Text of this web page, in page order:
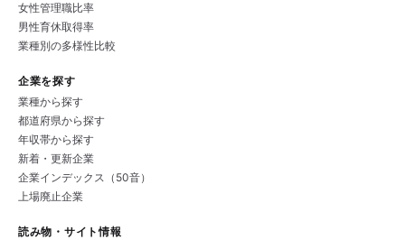
女性管理職比率
男性育休取得率
業種別の多様性比較
企業を探す
業種から探す
都道府県から探す
年収帯から探す
新着・更新企業
企業インデックス（50音）
上場廃止企業
読み物・サイト情報